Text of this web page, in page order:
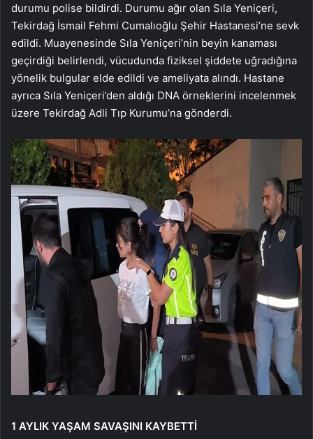
durumu polise bildirdi. Durumu ağır olan Sıla Yeniçeri,
Tekirdağ İsmail Fehmi Cumalıoğlu Şehir Hastanesi’ne sevk
edildi. Muayenesinde Sıla Yeniçeri’nin beyin kanaması
geçirdiği belirlendi, vücudunda fiziksel şiddete uğradığına
yönelik bulgular elde edildi ve ameliyata alındı. Hastane
ayrıca Sıla Yeniçeri’den aldığı DNA örneklerini incelenmek
üzere Tekirdağ Adli Tıp Kurumu’na gönderdi.
1 AYLIK YAŞAM SAVAŞINI KAYBETTİ